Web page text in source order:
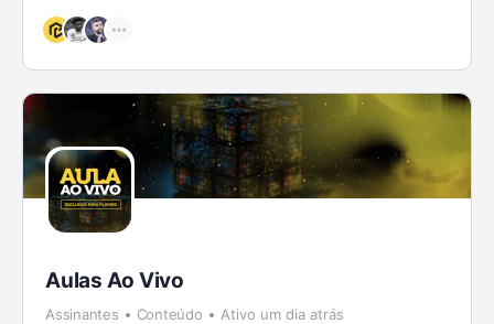
Aulas Ao Vivo
Assinantes Conteúdo Ativo um dia atrás